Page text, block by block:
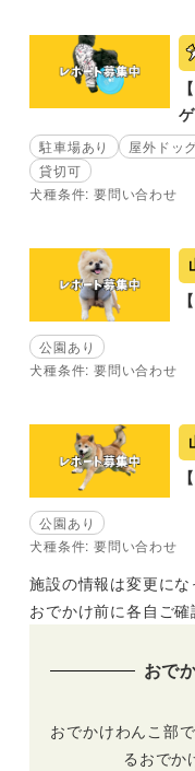
ゲ
駐車場あり 屋外ドッ
貸切可
犬種条件: 要問い合わせ
公園あり
犬種条件: 要問い合わせ
公園あり
犬種条件: 要問い合わせ
施設の情報は変更にな
おでかけ前に各自ご確
おで
おでかけわんこ部
るおでか